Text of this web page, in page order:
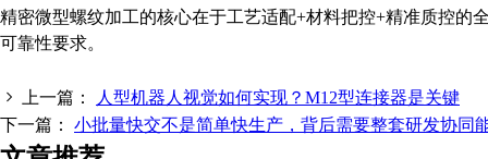
精密微型螺纹加工的核心在于工艺适配+材料把控+精准质控的
可靠性要求。
上一篇：
人型机器人视觉如何实现？M12型连接器是关键
下一篇： 小批量快交不是简单快生产，背后需要整套研发协同